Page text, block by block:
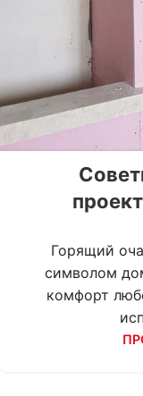
Горящий
символом
комфорт